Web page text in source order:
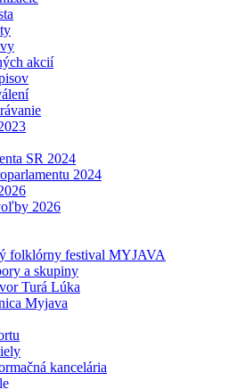
akcií
SR 2024
2024
2026
folklórny festival MYJAVA
a skupiny
Turá Lúka
Myjava
kancelária